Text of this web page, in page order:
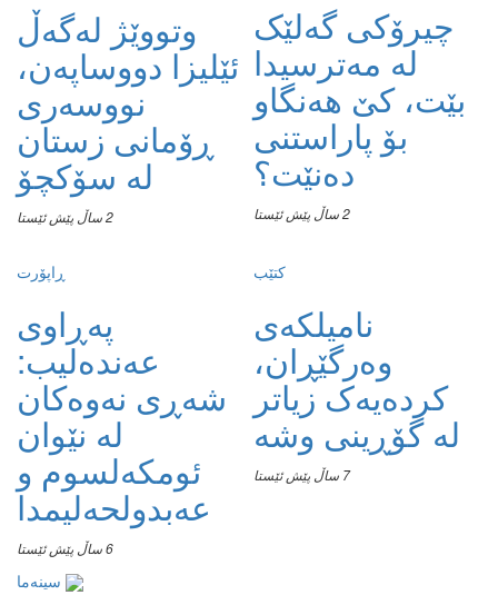
وتووێژ لەگەڵ
ئێلیزا دووساپەن،
نووسەری
ڕۆمانی زستان
لە سۆکچۆ
2 ساڵ پێش ئێستا
چیرۆکی گەلێک
لە مەترسیدا
بێت، کێ هەنگاو
بۆ پاراستنی
دەنێت؟
2 ساڵ پێش ئێستا
ڕاپۆرت
پەڕاوی
عەندەلیب:
شەڕی نەوەکان
لە نێوان
ئومکەلسوم و
عەبدولحەلیمدا
6 ساڵ پێش ئێستا
کتێب
نامیلكه‌ی
وەرگێڕان،
کردەیەک زیاتر
لە گۆڕینی وشە
7 ساڵ پێش ئێستا